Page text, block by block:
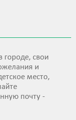
городе, свои
и
место,
почту -